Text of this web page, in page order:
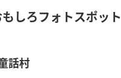
しろフォトスポット
話村